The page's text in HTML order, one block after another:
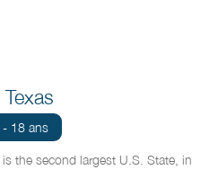
- 18 ans
the second largest U.S. State, in